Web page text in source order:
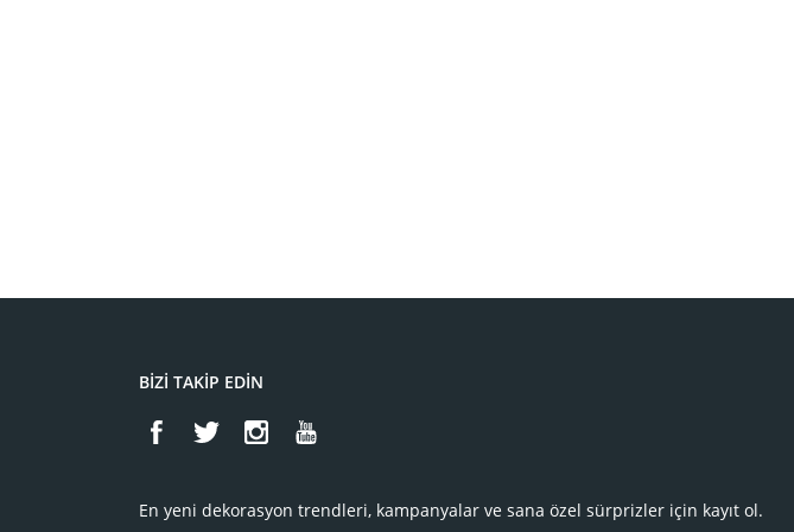
BİZİ TAKİP EDİN
En yeni dekorasyon trendleri, kampanyalar ve sana özel sürprizler için kayıt ol.